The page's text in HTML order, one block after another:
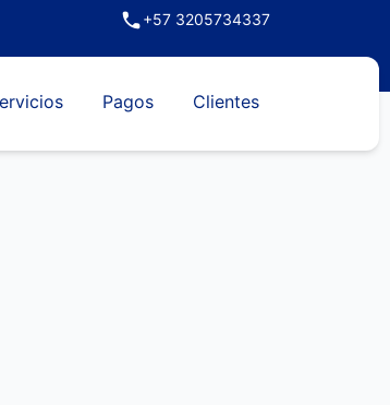
+57 3205734337
Pagos Clientes